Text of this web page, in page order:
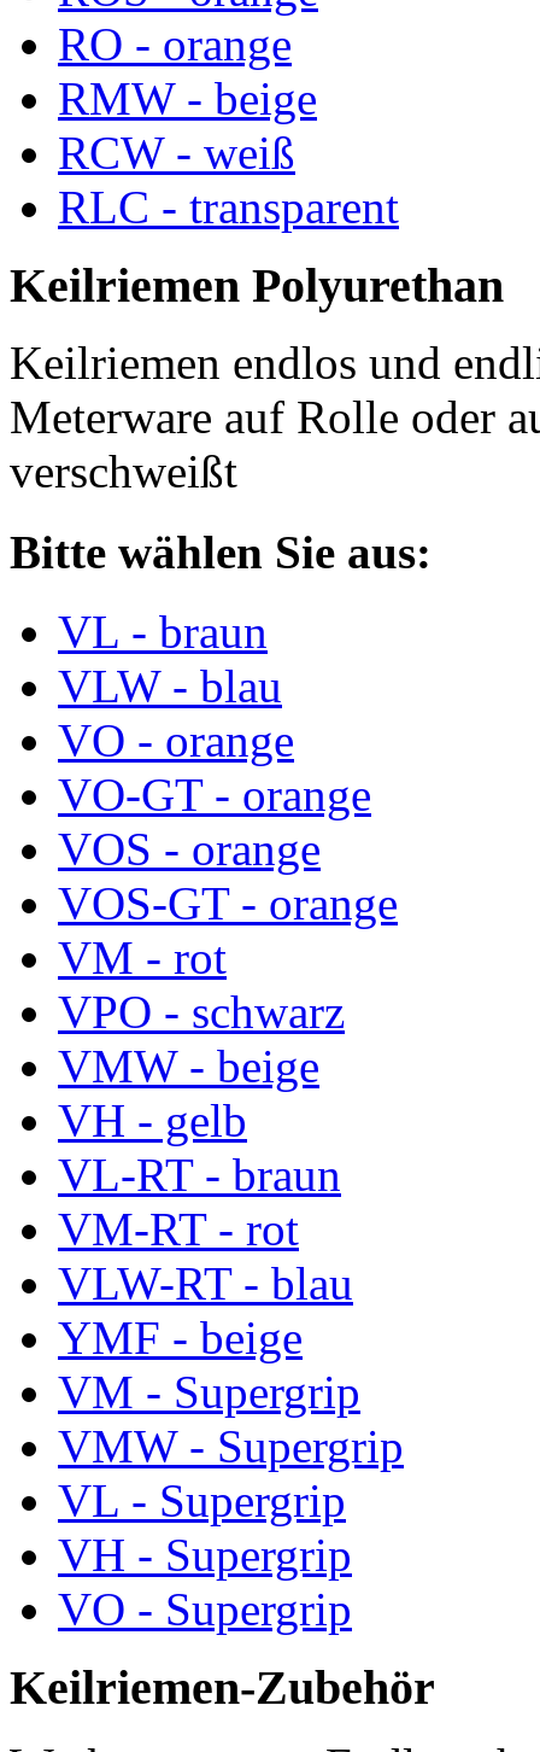
RO - orange
RMW - beige
RCW - weiß
RLC - transparent
Keilriemen Polyurethan
Keilriemen endlos und
Meterware auf Rolle oder
verschweißt
Bitte wählen Sie aus:
VL - braun
VLW - blau
VO - orange
VO-GT - orange
VOS - orange
VOS-GT - orange
VM - rot
VPO - schwarz
VMW - beige
VH - gelb
VL-RT - braun
VM-RT - rot
VLW-RT - blau
YMF - beige
VM - Supergrip
VMW - Supergrip
VL - Supergrip
VH - Supergrip
VO - Supergrip
Keilriemen-Zubehör